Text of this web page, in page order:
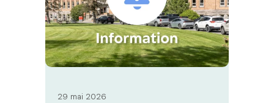
29 mai 2026